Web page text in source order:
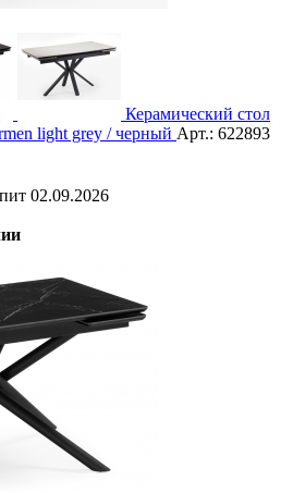
Керамический стол
light grey / черный Арт.: 622893
02.09.2026